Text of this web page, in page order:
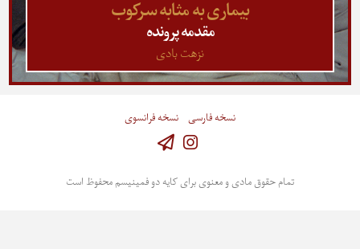
بیماری به مثابه سرکوب
مقدمه پرونده
نزهت بادی
نسخه فارسی نسخه فرانسوی
تمام حقوق مادی و معنوی برای کایه دو فمینیسم محفوظ است